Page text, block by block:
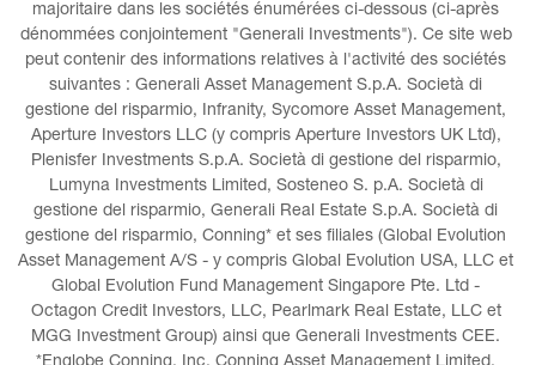
majoritaire dans les sociétés énumérées ci-dessous (ci-après
dénommées conjointement "Generali Investments"). Ce site web
peut contenir des informations relatives à l'activité des sociétés
suivantes : Generali Asset Management S.p.A. Società di
gestione del risparmio, Infranity, Sycomore Asset Management,
Aperture Investors LLC (y compris Aperture Investors UK Ltd),
Plenisfer Investments S.p.A. Società di gestione del risparmio,
Lumyna Investments Limited, Sosteneo S. p.A. Società di
gestione del risparmio, Generali Real Estate S.p.A. Società di
gestione del risparmio, Conning* et ses filiales (Global Evolution
Asset Management A/S - y compris Global Evolution USA, LLC et
Global Evolution Fund Management Singapore Pte. Ltd -
Octagon Credit Investors, LLC, Pearlmark Real Estate, LLC et
MGG Investment Group) ainsi que Generali Investments CEE.